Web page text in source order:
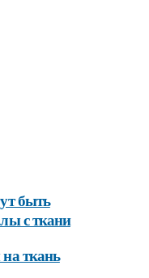
быть
с ткани
ткань